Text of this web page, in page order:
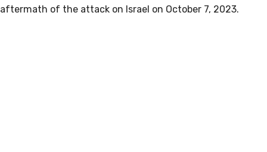
aftermath of the attack on Israel on October 7, 2023.